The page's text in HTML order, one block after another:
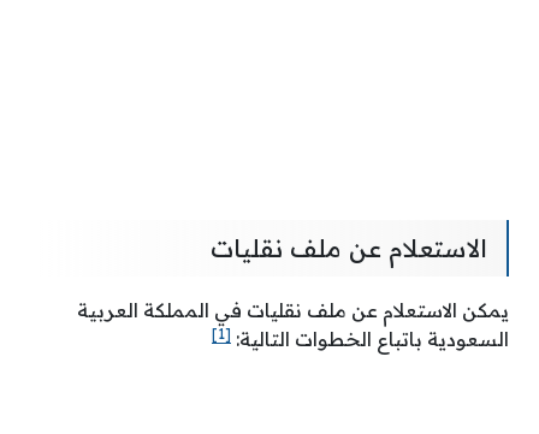
الاستعلام عن ملف نقليات
يمكن الاستعلام عن ملف نقليات في المملكة العربية
السعودية باتباع الخطوات التالية: [1]